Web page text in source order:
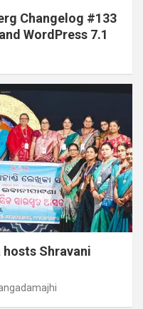
Changelog #133
WordPress 7.1
hosts Shravani